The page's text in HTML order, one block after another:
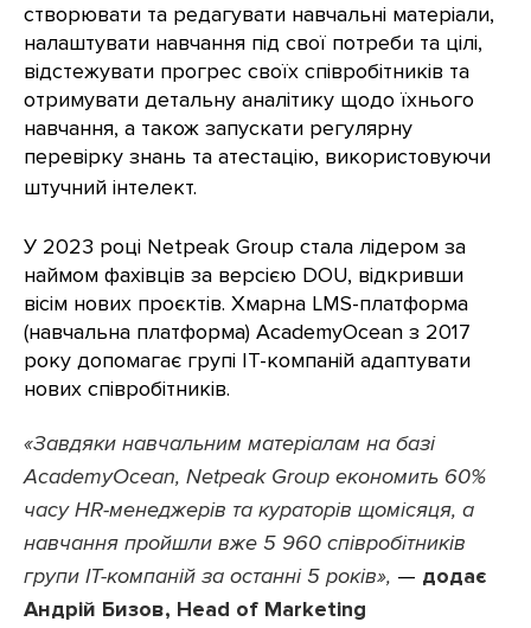
створювати та редагувати навчальні матеріали,
налаштувати навчання під свої потреби та цілі,
відстежувати прогрес своїх співробітників та
отримувати детальну аналітику щодо їхнього
навчання, а також запускати регулярну
перевірку знань та атестацію, використовуючи
штучний інтелект.
У 2023 році Netpeak Group стала лідером за
наймом фахівців за версією DOU, відкривши
вісім нових проєктів. Хмарна LMS-платформа
(навчальна платформа) AcademyOcean з 2017
року допомагає групі IT-компаній адаптувати
нових співробітників.
«Завдяки навчальним матеріалам на базі
AcademyOcean, Netpeak Group економить 60%
часу HR-менеджерів та кураторів щомісяця, а
навчання пройшли вже 5 960 співробітників
групи IT-компаній за останні 5 років», — додає
Андрій Бизов, Head of Marketing